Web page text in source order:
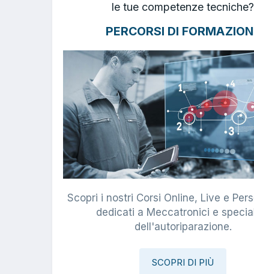
le tue competenze tecniche?
PERCORSI DI
Scopri i nostri Corsi Online, Live e
dedicati a Meccatronici e
dell'autoriparazione.
SCOPRI DI PIÙ